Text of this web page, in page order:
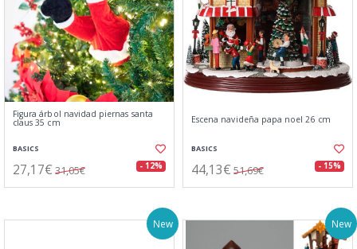
Figura árbol navidad piernas santa
claus 35 cm
BASICS
27,17€ 31,05€ - 12%
Escena navideña papa noel 26 cm
BASICS
44,13€ 51,69€ - 15%
New New